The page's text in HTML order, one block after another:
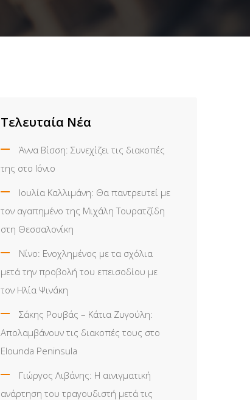
Τελευταία Νέα
Άννα Βίσση: Συνεχίζει τις διακοπές
της στο Ιόνιο
Ιουλία Καλλιμάνη: Θα παντρευτεί με
τον αγαπημένο της Μιχάλη Τουρατζίδη
στη Θεσσαλονίκη
Νίνο: Ενοχλημένος με τα σχόλια
μετά την προβολή του επεισοδίου με
τον Ηλία Ψινάκη
Σάκης Ρουβάς – Κάτια Ζυγούλη:
Απολαμβάνουν τις διακοπές τους στο
Elounda Peninsula
Γιώργος Λιβάνης: Η αινιγματική
ανάρτηση του τραγουδιστή μετά τις